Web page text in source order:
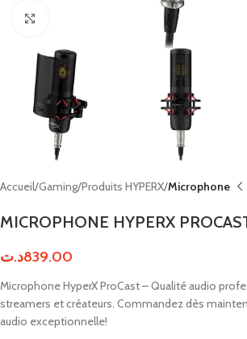
Accueil Gaming Produits HYPERX Microphone
MICROPHONE HYPERX
839.00د.ت
Microphone HyperX ProCast – Qualité audio
streamers et créateurs. Commandez dès
audio exceptionnelle!